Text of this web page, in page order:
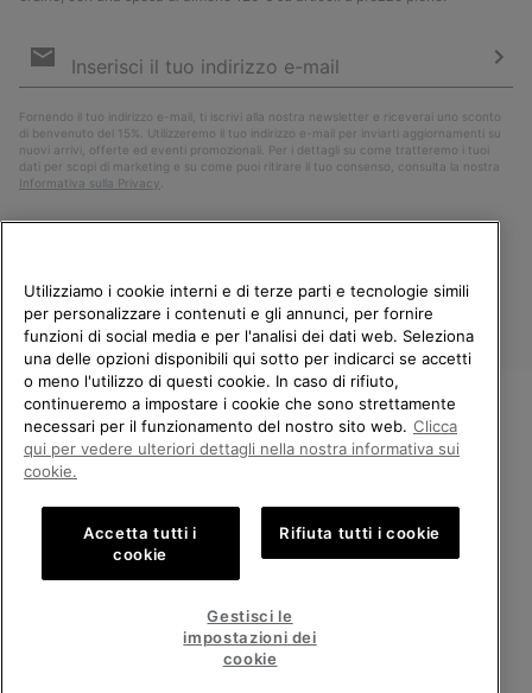
e-
Fornendo il tuo indirizzo e-mail, ti iscrivi alla nostra newsletter e riceverai uno sconto
di benvenuto del 15%. Utilizzeremo il tuo indirizzo e-mail per inviarti aggiornamenti su
nuovi arrivi, offerte ed eventi promozionali. Per i dettagli su come tratteremo i tuoi
dati per scopi di marketing e su come puoi ritirare il tuo consenso, consulta la nostra
Informativa sulla Privacy
Italia
©2026Columbia Sportswear Company. Avenue des Morgines, 12 1213
Petit-Lancy Switzerland. Tutti i diritti riservati.
Politica sulla privacy Termini di utilizzo
Condizioni Generali di Vendita
Public CBCR
Servizio clienti: Lun. - Ven. 9:00 - 13:00 & 14:00 - 18:00
BENVENUTO/A IN SOREL.
SELEZIONA IL TUO PAESE DI
Shopping online disponibile
Utilizziamo i cookie interni e di terze parti e tecnologie simili
per personalizzare i contenuti e gli annunci, per fornire
funzioni di social media e per l'analisi dei dati web. Seleziona
una delle opzioni disponibili qui sotto per indicarci se accetti
o meno l'utilizzo di questi cookie. In caso di rifiuto,
continueremo a impostare i cookie che sono strettamente
necessari per il funzionamento del nostro sito web. Clicca
qui per vedere ulteriori dettagli nella nostra informativa sui
cookie.
Accetta tutti i
cookie
Rifiuta tutti i cookie
Gestisci le
impostazioni dei
cookie